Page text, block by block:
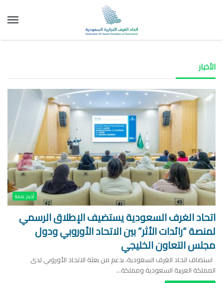
الأخبار
أخبار عامة
اتحاد الغرف السعودية يستضيف الإطلاق الرسمي
لمنصة “رائدات الأثر” بين الاتحاد الأوروبي ودول
مجلس التعاون الخليجي
استضاف اتحاد الغرف السعودية، بدعم من بعثة الاتحاد الأوروبي لدى
المملكة العربية السعودية ومملكة…